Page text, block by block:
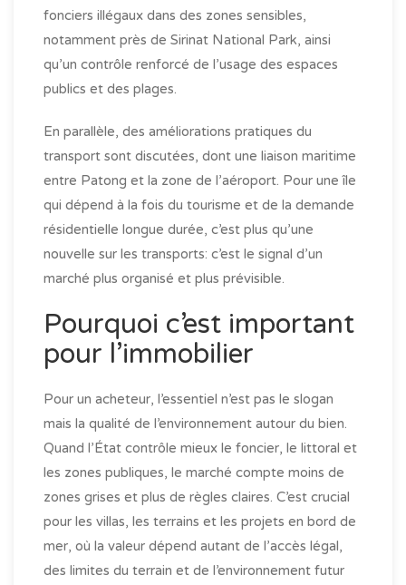
fonciers illégaux dans des zones sensibles,
notamment près de Sirinat National Park, ainsi
qu’un contrôle renforcé de l’usage des espaces
publics et des plages.
En parallèle, des améliorations pratiques du
transport sont discutées, dont une liaison maritime
entre Patong et la zone de l’aéroport. Pour une île
qui dépend à la fois du tourisme et de la demande
résidentielle longue durée, c’est plus qu’une
nouvelle sur les transports: c’est le signal d’un
marché plus organisé et plus prévisible.
Pourquoi c’est important
pour l’immobilier
Pour un acheteur, l’essentiel n’est pas le slogan
mais la qualité de l’environnement autour du bien.
Quand l’État contrôle mieux le foncier, le littoral et
les zones publiques, le marché compte moins de
zones grises et plus de règles claires. C’est crucial
pour les villas, les terrains et les projets en bord de
mer, où la valeur dépend autant de l’accès légal,
des limites du terrain et de l’environnement futur